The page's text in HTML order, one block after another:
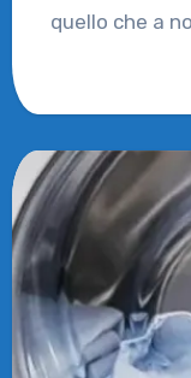
quello che a